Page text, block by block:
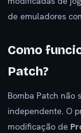
de emuladores
Como
Patch?
Bomba Patch não
independente. O
modificação de